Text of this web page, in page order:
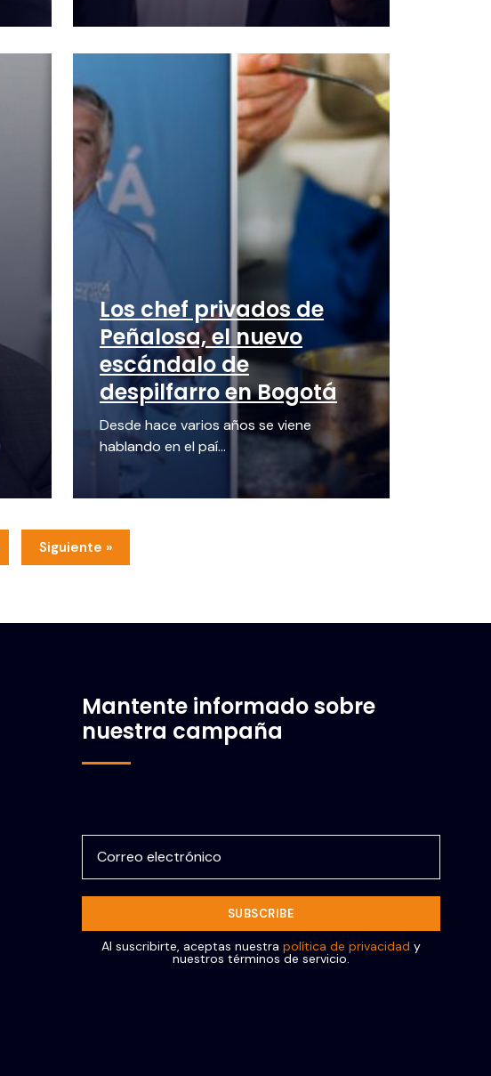
Los chef privados de
Peñalosa, el nuevo
escándalo de
despilfarro en Bogotá
Desde hace varios años se viene
hablando en el paí...
Siguiente »
Mantente informado sobre
nuestra campaña
Al suscribirte, aceptas nuestra política de privacidad y
nuestros términos de servicio.